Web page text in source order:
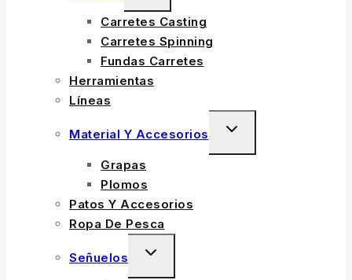
MENU
Carretes Casting
Carretes Spinning
Fundas Carretes
Herramientas
Líneas
Material Y Accesorios
TOGGLE
Grapas
Plomos
Patos Y Accesorios
Ropa De Pesca
Señuelos
TOGGLE